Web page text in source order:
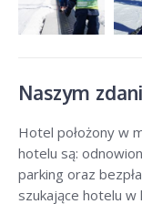
Naszym
Hotel położony w
hotelu są:
parking oraz
szukające hotelu